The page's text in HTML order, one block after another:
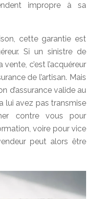
impropre à sa
cette garantie est
Si un sinistre de
c’est l’acquéreur
de l’artisan. Mais
d’assurance valide au
lui avez pas transmise
contre vous pour
voire pour vice
peut alors être